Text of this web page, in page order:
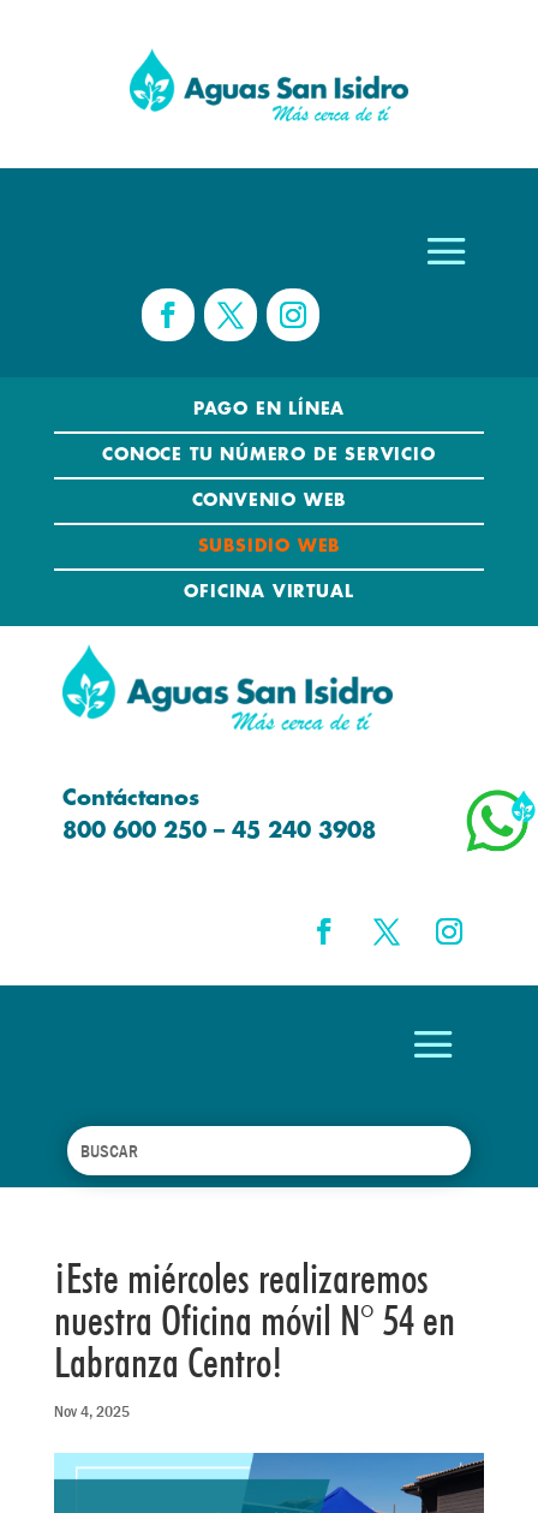
PAGO EN LÍNEA
CONOCE TU NÚMERO DE SERVICIO
CONVENIO WEB
SUBSIDIO WEB
OFICINA VIRTUAL
Contáctanos
800 600 250 – 45 240 3908
¡Este miércoles realizaremos
nuestra Oficina móvil N° 54 en
Labranza Centro!
Nov 4, 2025